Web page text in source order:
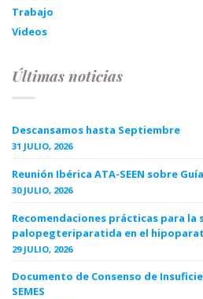
Trabajo
Videos
Últimas noticias
Descansamos hasta Septiembre
31 JULIO, 2026
Reunión Ibérica ATA-SEEN sobre
30 JULIO, 2026
Recomendaciones prácticas para la
palopegteriparatida en el
29 JULIO, 2026
Documento de Consenso de
SEMES